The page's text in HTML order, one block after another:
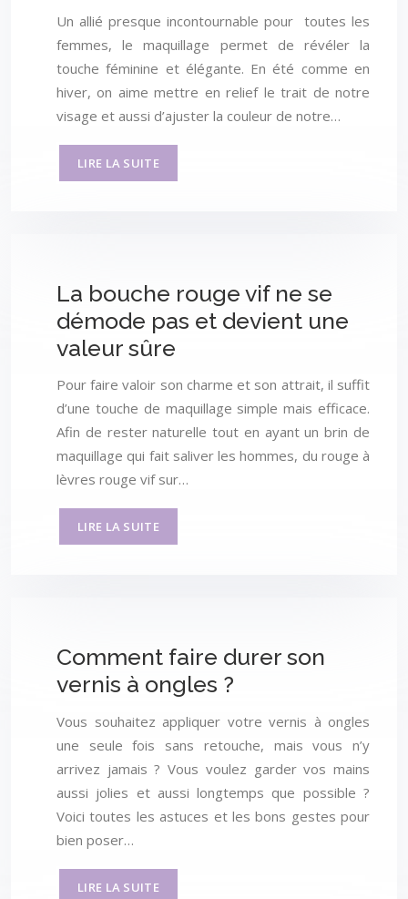
Un allié presque incontournable pour toutes les
femmes, le maquillage permet de révéler la
touche féminine et élégante. En été comme en
hiver, on aime mettre en relief le trait de notre
visage et aussi d’ajuster la couleur de notre…
LIRE LA SUITE
La bouche rouge vif ne se
démode pas et devient une
valeur sûre
Pour faire valoir son charme et son attrait, il suffit
d’une touche de maquillage simple mais efficace.
Afin de rester naturelle tout en ayant un brin de
maquillage qui fait saliver les hommes, du rouge à
lèvres rouge vif sur…
LIRE LA SUITE
Comment faire durer son
vernis à ongles ?
Vous souhaitez appliquer votre vernis à ongles
une seule fois sans retouche, mais vous n’y
arrivez jamais ? Vous voulez garder vos mains
aussi jolies et aussi longtemps que possible ?
Voici toutes les astuces et les bons gestes pour
bien poser…
LIRE LA SUITE